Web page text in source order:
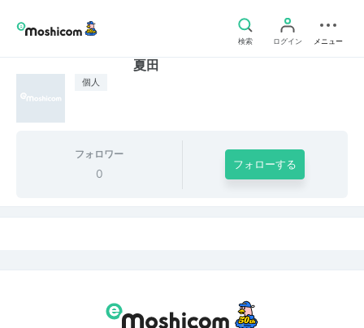
検索 ログイン メニュー
個人
夏田
フォロワー
0
フォローする